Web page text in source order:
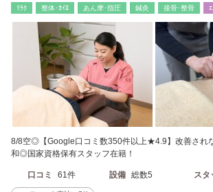
ﾘﾗｸ 整体･ｶｲﾛ あん摩･指圧 鍼灸 接骨･整骨
8/8空◎【Google口コミ数350件以上★4.9】改善され
和◎国家資格保有スタッフ在籍！
口コミ 61件 設備 総数5 スタ